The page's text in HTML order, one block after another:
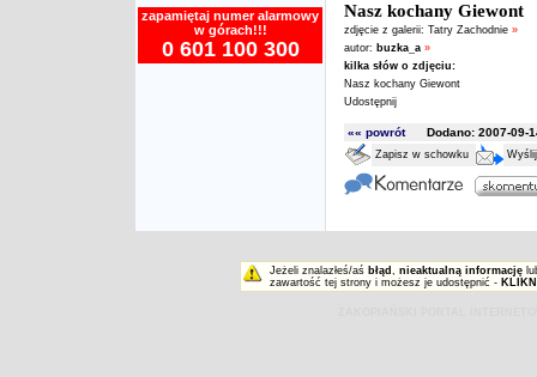
zapamiętaj numer alarmowy
w górach!!!
0 601 100 300
Nasz kochany Giewont
zdjęcie z galerii: Tatry Zachodnie »
autor: buzka_a »
kilka słów o zdjęciu:
Nasz kochany Giewont
Udostępnij
«« powrótDodano: 2007-09-
Zapisz w schowku
Jeżeli znalazłeś/aś błąd , nieaktualną informację
zawartość tej strony i możesz je udostępnić -